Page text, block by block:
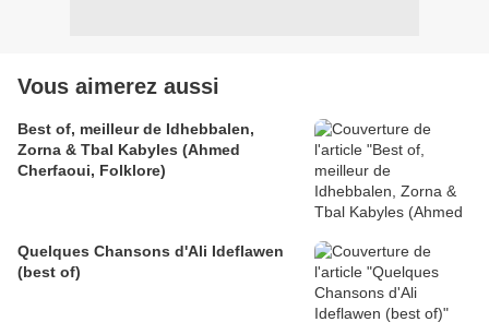
Vous aimerez aussi
Best of, meilleur de Idhebbalen,
Zorna & Tbal Kabyles (Ahmed
Cherfaoui, Folklore)
Quelques Chansons d'Ali Ideflawen
(best of)